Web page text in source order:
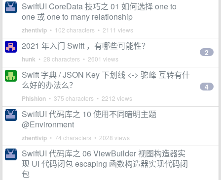
SwiftUI CoreData 技巧之 01 如何选择 one to
one 或 one to many relationship
zhentivip • 102 characters • 2111 views
2021 年入门 Swift ，有哪些可能性？
hunk • 28 characters • 2601 views
2
Swift 字典 / JSON Key 下划线 <-> 驼峰 互转有什
么好的办法么？
Phishion • 375 characters • 2212 views
4
SwiftUI 代码库之 10 使用不同暗明主题
@Environment
zhentivip • 74 characters • 2028 views
SwiftUI 代码库之 06 ViewBuilder 视图构造器实
现 UI 代码闭包 escaping 函数构造器实现代码闭
包